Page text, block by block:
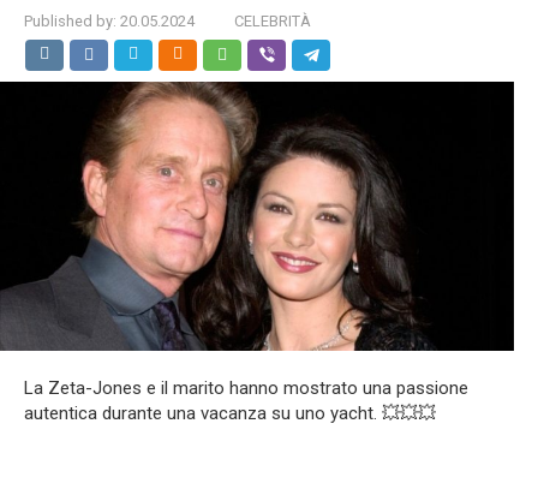
Published by: 20.05.2024 CELEBRITÀ
La Zeta-Jones e il marito hanno mostrato una passione
autentica durante una vacanza su uno yacht. 💥💥💥